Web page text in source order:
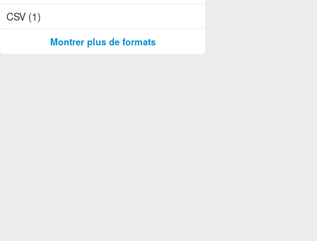
CSV (1)
Montrer plus de formats